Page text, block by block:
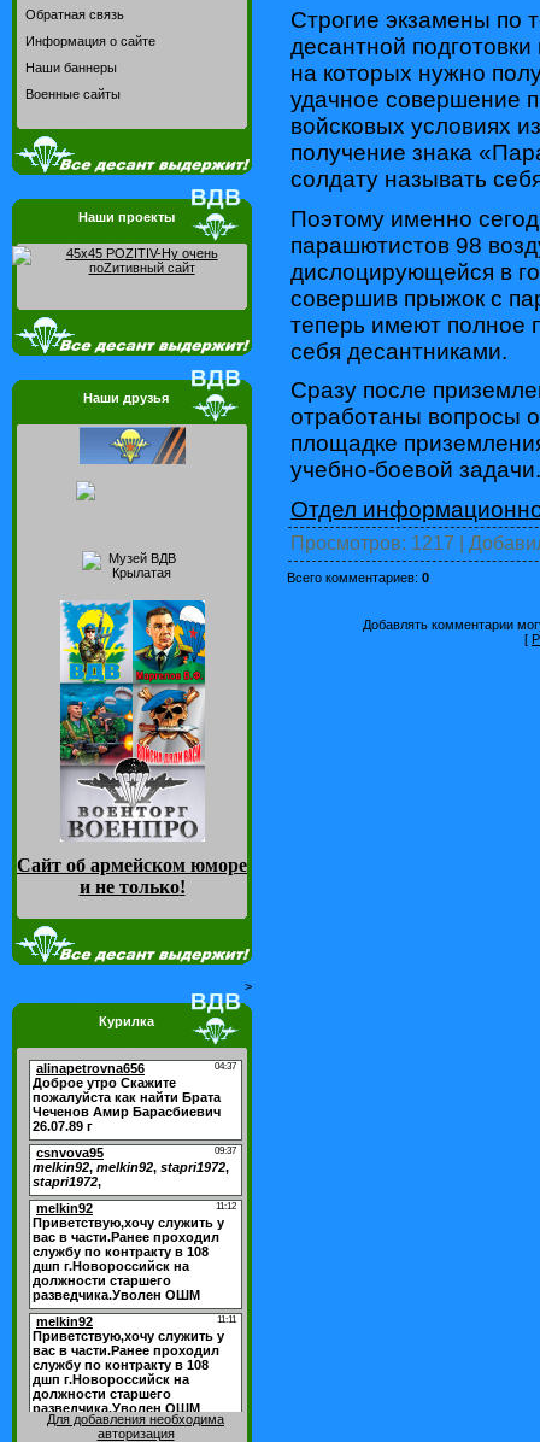
Обратная связь
Информация о сайте
Наши баннеры
Военные сайты
Наши проекты
Наши друзья
Сайт об армейском юморе
и не только!
>
Курилка
Для добавления необходима
авторизация
Строгие экзамены по
десантной подготовки
на которых нужно
удачное совершение
войсковых условиях
получение знака
солдату называть
Поэтому именно
парашютистов 98
дислоцирующейся в
совершив прыжок с
теперь имеют полное
себя десантниками.
Сразу после
отработаны вопросы
площадке
учебно-боевой задачи.
Отдел
Просмотров: 1217 |
Всего комментариев: 0
Добавлять комментарии
[